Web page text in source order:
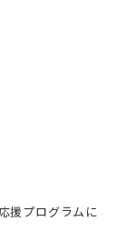
援プログラムに